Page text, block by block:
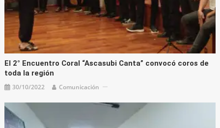
El 2° Encuentro Coral “Ascasubi Canta” convocó coros de
toda la región
30/10/2022 Comunicación